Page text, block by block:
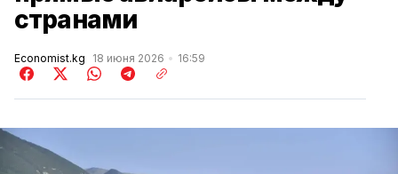
странами
Economist.kg 18 июня 2026 16:59